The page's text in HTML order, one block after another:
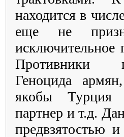
находится в
еще не
исключительное
Противники
Геноцида
якобы Турция
партнер и т.д.
предвзятостью